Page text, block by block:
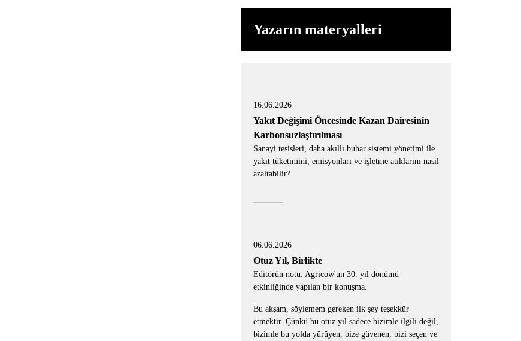
Yazarın materyalleri
16.06.2026
Yakıt Değişimi Öncesinde Kazan Dairesinin
Karbonsuzlaştırılması
Sanayi tesisleri, daha akıllı buhar sistemi yönetimi ile
yakıt tüketimini, emisyonları ve işletme atıklarını nasıl
azaltabilir?
06.06.2026
Otuz Yıl, Birlikte
Editörün notu: Agricow'un 30. yıl dönümü
etkinliğinde yapılan bir konuşma.
Bu akşam, söylemem gereken ilk şey teşekkür
etmektir. Çünkü bu otuz yıl sadece bizimle ilgili değil,
bizimle bu yolda yürüyen, bize güvenen, bizi seçen ve